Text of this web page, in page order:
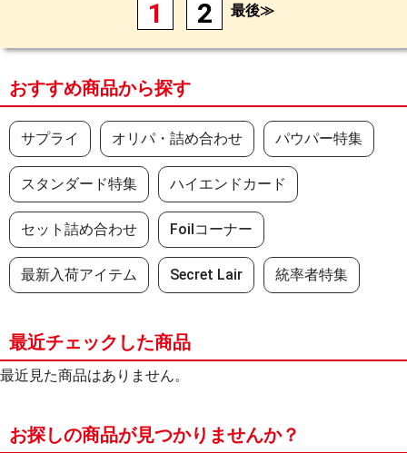
1 2 最後≫
おすすめ商品から探す
サプライ オリパ・詰め合わせ パウパー特集
スタンダード特集 ハイエンドカード
セット詰め合わせ Foilコーナー
最新入荷アイテム Secret Lair 統率者特集
最近チェックした商品
最近見た商品はありません。
お探しの商品が見つかりませんか？